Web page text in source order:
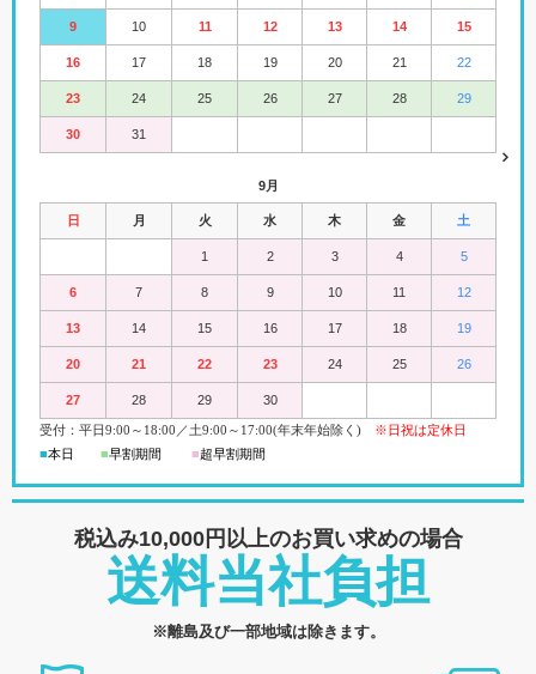
9 10 11 12 13 14 15
16 17 18 19 20 21 22
23 24 25 26 27 28 29
30 31
9月
日 月 火 水 木 金 土
1 2 3 4 5
6 7 8 9 10 11 12
13 14 15 16 17 18 19
20 21 22 23 24 25 26
27 28 29 30
受付：平日9:00 ～18:00 ／ 土9:00 ～ 17:00(年末年始除く) ※日祝は定休日
■本日 ■早割期間 ■超早割期間
税込み10,000円以上のお買い求めの場合
送料当社負担
※離島及び一部地域は除きます。